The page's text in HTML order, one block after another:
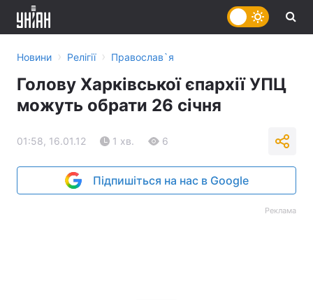
Новини › Релігії › Православ`я
Голову Харківської єпархії УПЦ
можуть обрати 26 січня
01:58, 16.01.12 1 хв. 6
Підпишіться на нас в Google
Реклама